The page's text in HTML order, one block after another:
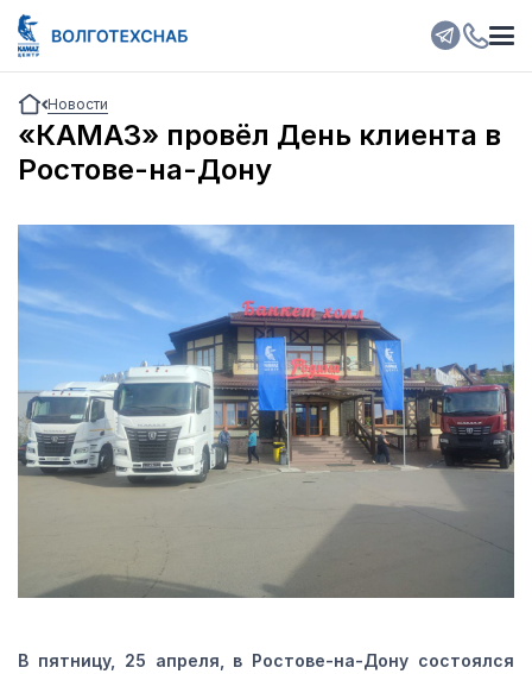
Новости
«КАМАЗ» провёл День клиента в
Ростове-на-Дону
В пятницу, 25 апреля, в Ростове-на-Дону состоялся